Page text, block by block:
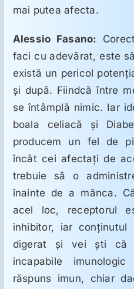
mai putea afecta.
Alessio Fasano:
faci cu adevărat, este
există un pericol
şi după. Fiindcă între
se întâmplă nimic. Iar
boala celiacă şi
producem un fel de
încât cei afectaţi de
trebuie să o
înainte de a mânca.
acel loc, receptorul
inhibitor, iar conţinutul
digerat şi vei şti că
incapabile
răspuns imun, chiar